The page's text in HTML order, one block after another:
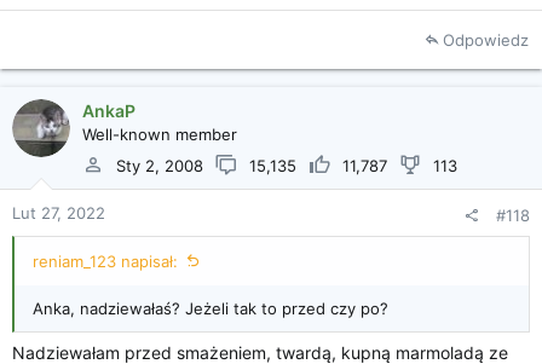
Odpowiedz
AnkaP
Well-known member
Sty 2, 2008
15,135 11,787 113
Lut 27, 2022 #118
reniam_123 napisał:
Anka, nadziewałaś? Jeżeli tak to przed czy po?
Nadziewałam przed smażeniem, twardą, kupną marmoladą ze